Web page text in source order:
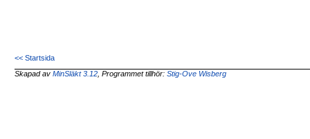
<< Startsida
Skapad avMinSläkt 3.12 , Programmet tillhör:Stig-Ove Wisberg